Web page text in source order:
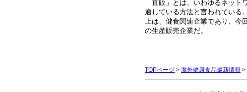
「直販」とは、いわゆるネッ
適している方法と言われている
上は、健食関連企業であり、
の生産販売企業だ。
TOPページ > 海外健康食品最新情報 >